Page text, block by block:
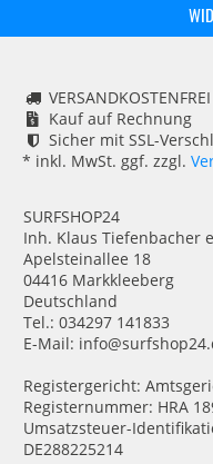
Kauf auf Rechnung
Sicher mit SSL-
* inkl. MwSt. ggf. zzgl.
SURFSHOP24
Inh. Klaus Tiefenbacher
Apelsteinallee 18
04416 Markkleeberg
Deutschland
Tel.: 034297 141833
E-Mail:
Registergericht:
Registernummer: HRA
Umsatzsteuer-
DE288225214